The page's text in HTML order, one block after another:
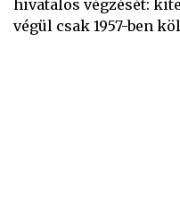
hivatalos végzését:
végül csak 1957-ben